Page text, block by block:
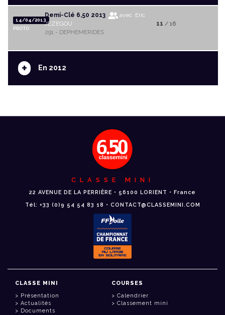
14/04/2013
PROTO
Demi-Clé 6,50 2013
avec Eric
JEZEGOU
291 - DEPHEMERIDES
11 / 16
+ En 2012
CLASSE MINI
22 AVENUE DE LA PERRIÈRE • 56100 LORIENT • France
Tél: +33 (0)9 54 54 83 18 • CONTACT@CLASSEMINI.COM
CLASSE MINI
Présentation
Actualités
Documents
COURSES
Calendrier
Classement mini